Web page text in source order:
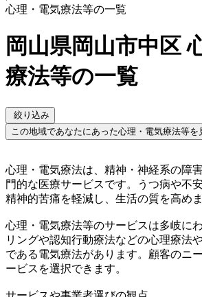
心理・電気療法等の一覧
岡山県岡山市中区
療法等の一覧
絞り込み
この地域であなたにあった心理・電気療法等を
心理・電気療法は、精神・神経系の障
門的な医療サービスです。うつ病や不
精神的苦痛を軽減し、生活の質を高めま
心理・電気療法等のサービスは多岐に
リングや認知行動療法などの心理療法
である電気療法があります。顧客のニ
ービスを選択できます。